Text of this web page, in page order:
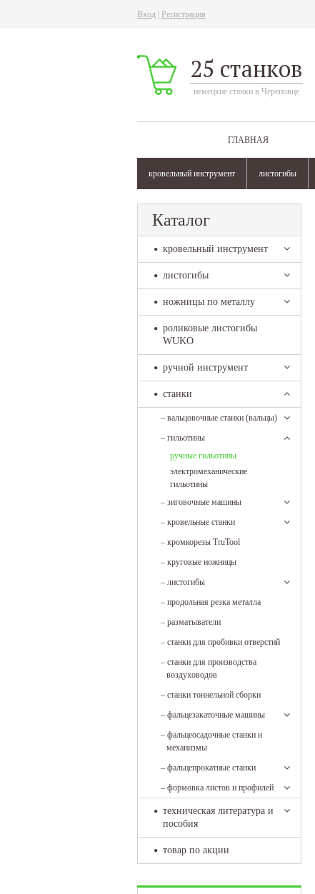
Вход Регистрация
25 станков
немецкие станки в Череповце
ГЛАВНАЯ
кровельный инструмент листогибы
Каталог
кровельный инструмент
листогибы
ножницы по металлу
роликовые листогибы
WUKO
ручной инструмент
станки
– вальцовочные станки (вальцы)
– гильотины
ручные гильотины
электромеханические
гильотины
– зиговочные машины
– кровельные станки
– кромкорезы TruTool
– круговые ножницы
– листогибы
– продольная резка металла
– разматыватели
– станки для пробивки отверстий
– станки для производства
воздуховодов
– станки тоннельной сборки
– фальцезакаточные машины
– фальцеосадочные станки и
механизмы
– фальцепрокатные станки
– формовка листов и профилей
техническая литература и
пособия
товар по акции